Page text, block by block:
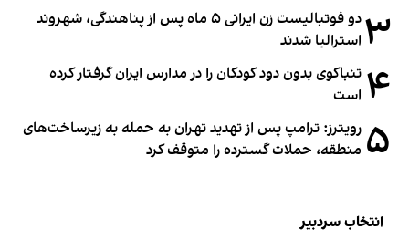
۳
دو فوتبالیست زن ایرانی ۵ ماه پس از پناهندگی، شهروند
استرالیا شدند
۴ تنباکوی بدون دود کودکان را در مدارس ایران گرفتار کرده
است
۵ رویترز: ترامپ پس از تهدید تهران به حمله به زیرساخت‌های
منطقه، حملات گسترده را متوقف کرد
انتخاب سردبیر